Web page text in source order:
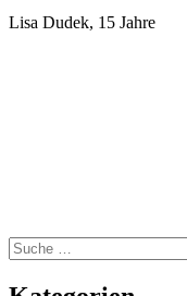
Lisa Dudek, 15 Jahre